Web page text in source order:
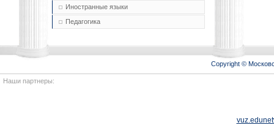
Иностранные языки
Педагогика
Copyright ©
Наши партнеры: